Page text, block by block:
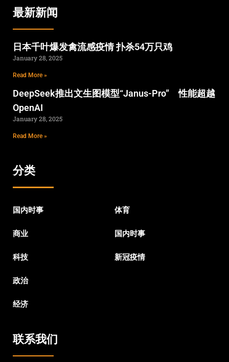
最新新闻
日本千叶爆发禽流感疫情 扑杀54万只鸡
January 28, 2025
Read More »
DeepSeek推出文生图模型“Janus-Pro” 性能超越
OpenAI
January 28, 2025
Read More »
分类
国内时事
商业
科技
政治
经济
体育
国内时事
新冠疫情
联系我们